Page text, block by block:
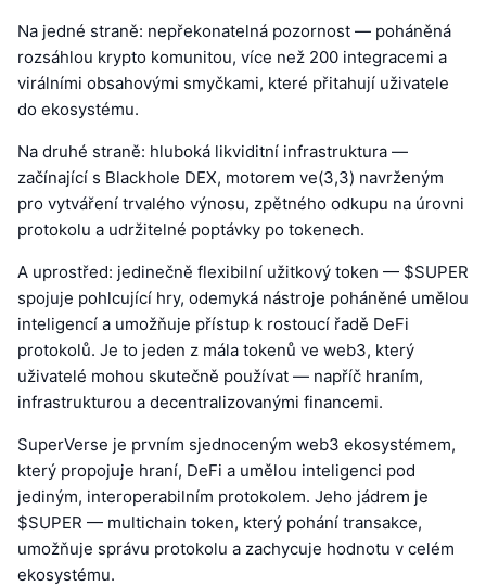
Na jedné straně: nepřekonatelná pozornost — poháněná
rozsáhlou krypto komunitou, více než 200 integracemi a
virálními obsahovými smyčkami, které přitahují uživatele
do ekosystému.
Na druhé straně: hluboká likviditní infrastruktura —
začínající s Blackhole DEX, motorem ve(3,3) navrženým
pro vytváření trvalého výnosu, zpětného odkupu na úrovni
protokolu a udržitelné poptávky po tokenech.
A uprostřed: jedinečně flexibilní užitkový token — $SUPER
spojuje pohlcující hry, odemyká nástroje poháněné umělou
inteligencí a umožňuje přístup k rostoucí řadě DeFi
protokolů. Je to jeden z mála tokenů ve web3, který
uživatelé mohou skutečně používat — napříč hraním,
infrastrukturou a decentralizovanými financemi.
SuperVerse je prvním sjednoceným web3 ekosystémem,
který propojuje hraní, DeFi a umělou inteligenci pod
jediným, interoperabilním protokolem. Jeho jádrem je
$SUPER — multichain token, který pohání transakce,
umožňuje správu protokolu a zachycuje hodnotu v celém
ekosystému.